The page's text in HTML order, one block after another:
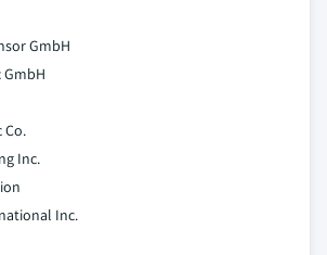
GmbH
GmbH
Co.
Inc.
Inc.